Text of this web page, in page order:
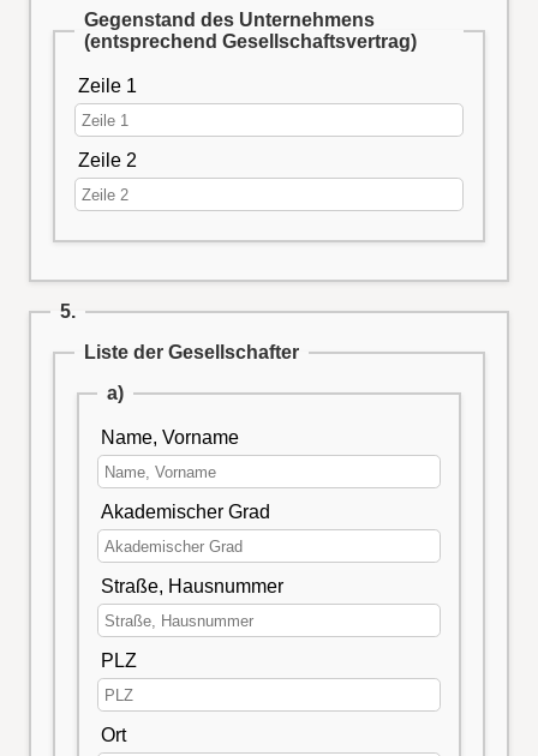
Gegenstand des Unternehmens
(entsprechend Gesellschaftsvertrag)
Zeile 1
Zeile 2
5.
Liste der Gesellschafter
a)
Name, Vorname
Akademischer Grad
Straße, Hausnummer
PLZ
Ort